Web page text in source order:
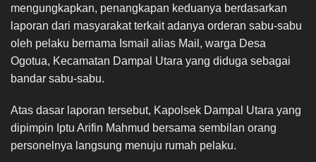
mengungkapkan, penangkapan keduanya berdasarkan
laporan dari masyarakat terkait adanya orderan sabu-sabu
oleh pelaku bernama Ismail alias Mail, warga Desa
Ogotua, Kecamatan Dampal Utara yang diduga sebagai
bandar sabu-sabu.
Atas dasar laporan tersebut, Kapolsek Dampal Utara yang
dipimpin Iptu Arifin Mahmud bersama sembilan orang
personelnya langsung menuju rumah pelaku.